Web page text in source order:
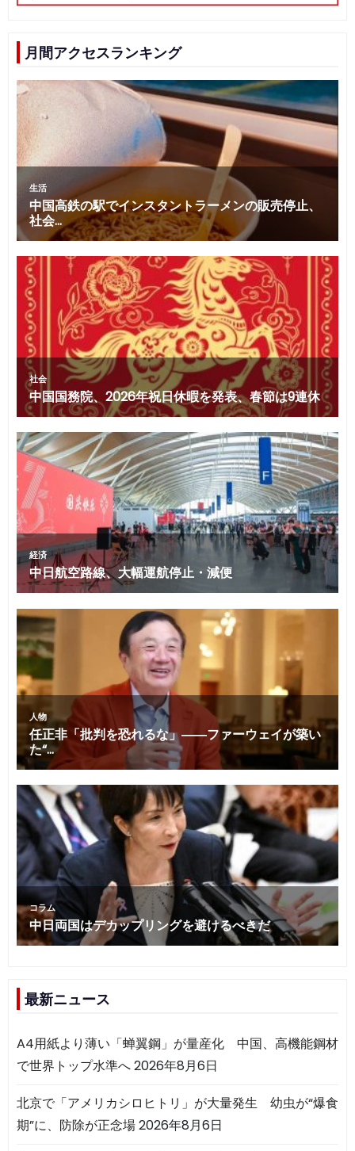
月間アクセスランキング
最新ニュース
A4用紙より薄い「蝉翼鋼」が量産化 中国、高機能鋼材
で世界トップ水準へ2026年8月6日
北京で「アメリカシロヒトリ」が大量発生 幼虫が“爆食
期”に、防除が正念場2026年8月6日